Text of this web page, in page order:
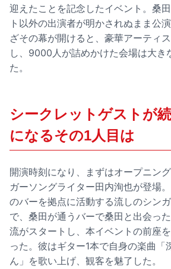
迎えたことを記念したイベント。桑
ト以外の出演者が明かされぬまま公
ざその幕が開けると、豪華アーティ
し、9000人が詰めかけた会場は大き
た。
シークレットゲストが
になるその1人目は
開演時刻になり、まずはオープニン
ガーソングライター田内洵也が登場
のバーを拠点に活動する流しのシン
で、桑田が通うバーで桑田と出会っ
流がスタートし、本イベントの前座
った。彼はギター1本で自身の楽曲「
ん」を歌い上げ、観客を魅了した。